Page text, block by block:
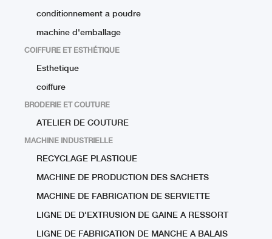
conditionnement a poudre
machine d'emballage
COIFFURE ET ESTHÉTIQUE
Esthetique
coiffure
BRODERIE ET COUTURE
ATELIER DE COUTURE
MACHINE INDUSTRIELLE
RECYCLAGE PLASTIQUE
MACHINE DE PRODUCTION DES SACHETS
MACHINE DE FABRICATION DE SERVIETTE
LIGNE DE D'EXTRUSION DE GAINE A RESSORT
LIGNE DE FABRICATION DE MANCHE A BALAIS